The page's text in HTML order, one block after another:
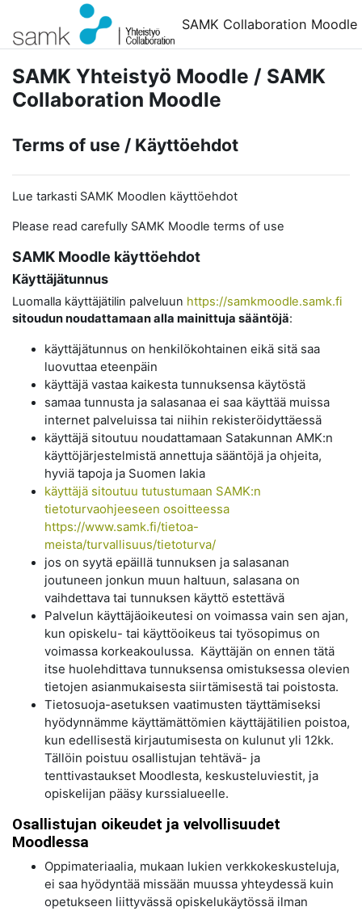
Siirry pääsisältöön
SAMK Collaboration Moodle
SAMK Yhteistyö Moodle / SAMK
Collaboration Moodle
Terms of use / Käyttöehdot
Lue tarkasti SAMK Moodlen käyttöehdot
Please read carefully SAMK Moodle terms of use
SAMK Moodle käyttöehdot
Käyttäjätunnus
Luomalla käyttäjätilin palveluun https://samkmoodle.samk.fi
sitoudun noudattamaan alla mainittuja sääntöjä:
käyttäjätunnus on henkilökohtainen eikä sitä saa
luovuttaa eteenpäin
käyttäjä vastaa kaikesta tunnuksensa käytöstä
samaa tunnusta ja salasanaa ei saa käyttää muissa
internet palveluissa tai niihin rekisteröidyttäessä
käyttäjä sitoutuu noudattamaan Satakunnan AMK:n
käyttöjärjestelmistä annettuja sääntöjä ja ohjeita,
hyviä tapoja ja Suomen lakia
käyttäjä sitoutuu tutustumaan SAMK:n
tietoturvaohjeeseen osoitteessa
https://www.samk.fi/tietoa-
meista/turvallisuus/tietoturva/
jos on syytä epäillä tunnuksen ja salasanan
joutuneen jonkun muun haltuun, salasana on
vaihdettava tai tunnuksen käyttö estettävä
Palvelun käyttäjäoikeutesi on voimassa vain sen ajan,
kun opiskelu- tai käyttöoikeus tai työsopimus on
voimassa korkeakoulussa. Käyttäjän on ennen tätä
itse huolehdittava tunnuksensa omistuksessa olevien
tietojen asianmukaisesta siirtämisestä tai poistosta.
Tietosuoja-asetuksen vaatimusten täyttämiseksi
hyödynnämme käyttämättömien käyttäjätilien poistoa,
kun edellisestä kirjautumisesta on kulunut yli 12kk.
Tällöin poistuu osallistujan tehtävä- ja
tenttivastaukset Moodlesta, keskusteluviestit, ja
opiskelijan pääsy kurssialueelle.
Osallistujan oikeudet ja velvollisuudet
Moodlessa
Oppimateriaalia, mukaan lukien verkkokeskusteluja,
ei saa hyödyntää missään muussa yhteydessä kuin
opetukseen liittyvässä opiskelukäytössä ilman